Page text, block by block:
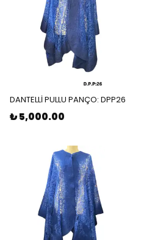
DANTELLİ PULLU PANÇO: DPP26
₺ 5,000.00